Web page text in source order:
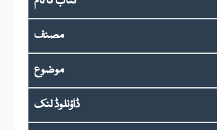
مصنف
موضوع
ڈاؤنلوڈ لنک